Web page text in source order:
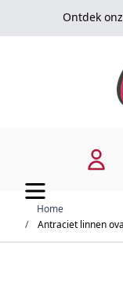
Ga naar de inhoud
Ontdek
Home
/
Antraciet linnen